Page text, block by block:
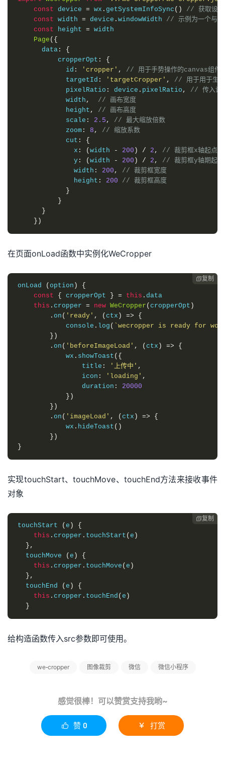
const device = wx . getSystemInfoSync ()
// 获取设备
const width = device . windowWidth // 示例为一个与屏
const height = width
Page ({
data :
{
cropperOpt :
{
id : 'cropper' ,
// 用于手势操作的canvas组件
targetId : 'targetCropper' ,
// 用于用于生
pixelRatio : device . pixelRatio ,
// 传入设
width ,
// 画布宽度
height ,
// 画布高度
scale : 2.5 ,
// 最大缩放倍数
zoom : 8 ,
// 缩放系数
cut :
{
x : ( width - 200 ) / 2 ,
// 裁剪框x轴起点
y : ( width - 200 ) / 2 ,
// 裁剪框y轴期起点
width : 200 ,
// 裁剪框宽度
height : 200
// 裁剪框高度
}
}
}
})
在页面onLoad函数中实例化WeCropper
复制
onLoad
( option )
{
const
{ cropperOpt } = this . data
this . cropper = new WeCropper ( cropperOpt )
. on ( 'ready' , ( ctx ) =>
{
console . log ( `wecropper is ready for
})
. on ( 'beforeImageLoad' , ( ctx ) =>
{
wx . showToast ({
title : '上传中' ,
icon : 'loading' ,
duration :
20000
})
})
. on ( 'imageLoad' , ( ctx ) =>
{
wx . hideToast ()
})
}
实现touchStart、touchMove、touchEnd方法来接收事件
对象
复制
touchStart
( e )
{
this . cropper . touchStart ( e )
},
touchMove
( e )
{
this . cropper . touchMove ( e )
},
touchEnd
( e )
{
this . cropper . touchEnd ( e )
}
给构造函数传入src参数即可使用。
we-cropper 图像裁剪 微信 微信小程序
感觉很棒！可以赞赏支持我哟~
 赞 0  打赏